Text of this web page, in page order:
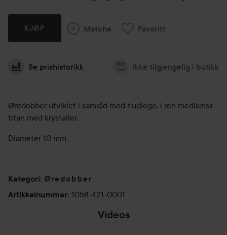
KJØP Matche Favoritt
Se prishistorikk Ikke tilgjengelig i butikk
Øredobber utviklet i samråd med hudlege, i ren medisinsk
titan med krystaller.
Diameter 10 mm.
Kategori: Øredobber
Artikkelnummer: 1058-421-0001
Videos